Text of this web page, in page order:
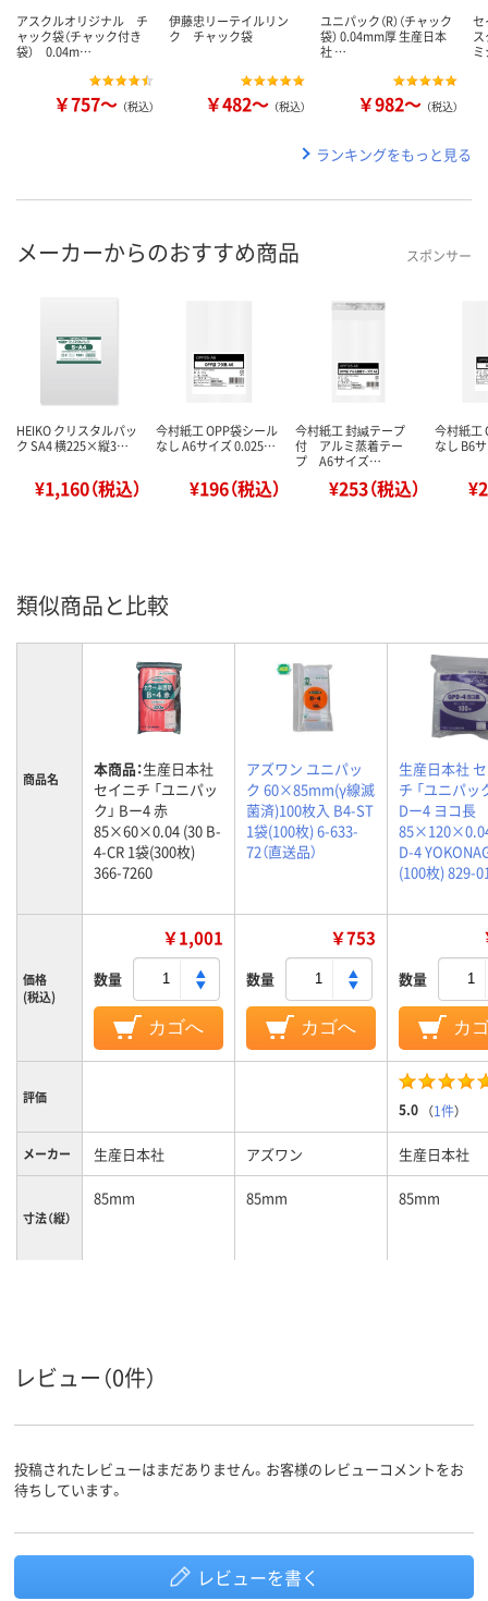
アスクルオリジナル チ
ャック袋（チャック付き
袋） 0.04m…
￥757～ （税込）
伊藤忠リーテイルリン
ク チャック袋
￥482～ （税込）
ユニパック（R）（チャック
袋） 0.04mm厚 生産日本
社 …
￥982～ （税込）
セ
ランキングをもっと見る
メーカーからのおすすめ商品 スポンサー
HEIKO クリスタルパッ
ク SA4 横225×縦3…
¥1,160（税込）
今村紙工 OPP袋シール
なし A6サイズ 0.025…
¥196（税込）
今村紙工 封緘テープ
付 アルミ蒸着テー
プ A6サイズ…
¥253（税込）
今村紙工
なし B6
類似商品と比較
商品名 本商品：生産日本社
セイニチ 「ユニパッ
ク」 Bー4 赤
85×60×0.04 (30 B-
4-CR 1袋(300枚)
366-7260
アズワン ユニパッ
ク 60×85mm(γ線滅
菌済)100枚入 B4-ST
1袋(100枚) 6-633-
72（直送品）
生産日本社
チ 「ユニパッ
Dー4 ヨコ長
D-4
(100枚) 829-
価格
(税込)
￥1,001
数量
カゴへ
￥753
数量
カゴへ
数量
カ
評価
5.0 （1件）
メーカー 生産日本社 アズワン 生産日本社
寸法（縦）
85mm 85mm 85mm
カラーグ
ループ
レッド系
チャック付ポリ袋
レビュー（0件）
投稿されたレビューはまだありません。お客様のレビューコメントをお
待ちしています。
レビューを書く